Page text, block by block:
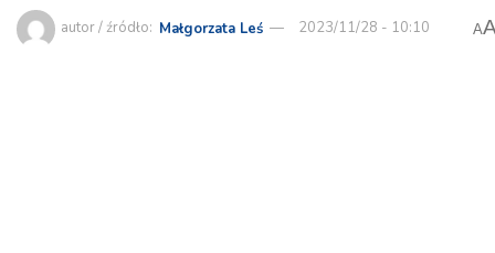
autor / źródło: Małgorzata Leś 2023/11/28 - 10:10 A